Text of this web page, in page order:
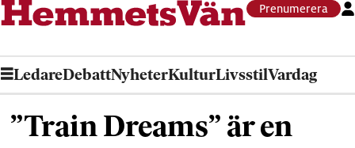
Prenumerera
LedareDebattNyheterKulturLivsstilVardag
”Train Dreams” är en